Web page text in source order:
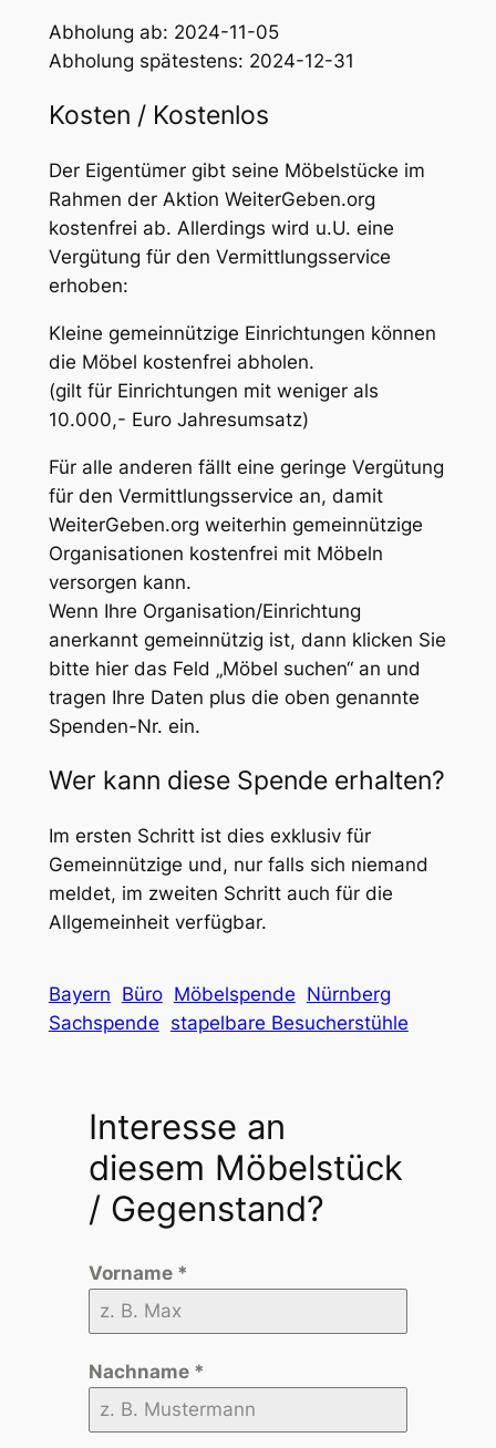
Abholung ab: 2024-11-05
Abholung spätestens: 2024-12-31
Kosten / Kostenlos
Der Eigentümer gibt seine Möbelstücke im
Rahmen der Aktion WeiterGeben.org
kostenfrei ab. Allerdings wird u.U. eine
Vergütung für den Vermittlungsservice
erhoben:
Kleine gemeinnützige Einrichtungen können
die Möbel kostenfrei abholen.
(gilt für Einrichtungen mit weniger als
10.000,- Euro Jahresumsatz)
Für alle anderen fällt eine geringe Vergütung
für den Vermittlungsservice an, damit
WeiterGeben.org weiterhin gemeinnützige
Organisationen kostenfrei mit Möbeln
versorgen kann.
Wenn Ihre Organisation/Einrichtung
anerkannt gemeinnützig ist, dann klicken Sie
bitte hier das Feld „Möbel suchen“ an und
tragen Ihre Daten plus die oben genannte
Spenden-Nr. ein.
Wer kann diese Spende erhalten?
Im ersten Schritt ist dies exklusiv für
Gemeinnützige und, nur falls sich niemand
meldet, im zweiten Schritt auch für die
Allgemeinheit verfügbar.
Bayern Büro Möbelspende Nürnberg
Sachspende stapelbare Besucherstühle
Interesse an
diesem Möbelstück
/ Gegenstand?
Vorname *
Nachname *